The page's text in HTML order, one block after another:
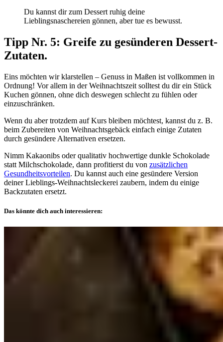
Du kannst dir zum Dessert ruhig deine
Lieblingsnaschereien gönnen, aber tue es bewusst.
Tipp Nr. 5: Greife zu gesünderen Dessert-
Zutaten.
Eins möchten wir klarstellen – Genuss in Maßen ist vollkommen in
Ordnung! Vor allem in der Weihnachtszeit solltest du dir ein Stück
Kuchen gönnen, ohne dich deswegen schlecht zu fühlen oder
einzuschränken.
Wenn du aber trotzdem auf Kurs bleiben möchtest, kannst du z. B.
beim Zubereiten von Weihnachtsgebäck einfach einige Zutaten
durch gesündere Alternativen ersetzen.
Nimm Kakaonibs oder qualitativ hochwertige dunkle Schokolade
statt Milchschokolade, dann profitierst du von zusätzlichen
Gesundheitsvorteilen. Du kannst auch eine gesündere Version
deiner Lieblings-Weihnachtsleckerei zaubern, indem du einige
Backzutaten ersetzt.
Das könnte dich auch interessieren: